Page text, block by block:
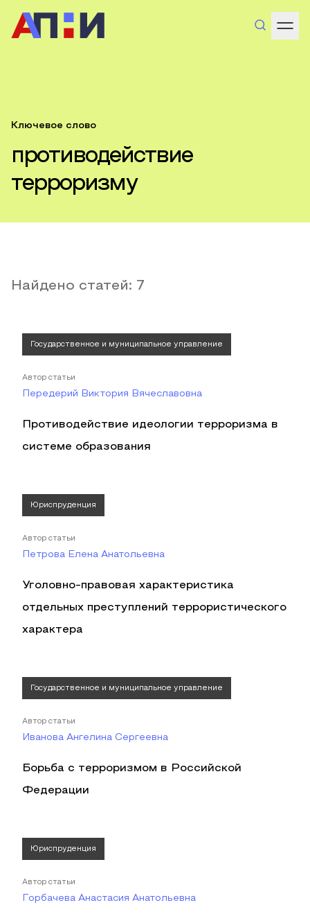
Ключевое слово
противодействие
терроризму
Найдено статей: 7
Государственное и муниципальное управление
Автор статьи
Передерий Виктория Вячеславовна
Противодействие идеологии терроризма в
системе образования
Юриспруденция
Автор статьи
Петрова Елена Анатольевна
Уголовно-правовая характеристика
отдельных преступлений террористического
характера
Государственное и муниципальное управление
Автор статьи
Иванова Ангелина Сергеевна
Борьба с терроризмом в Российской
Федерации
Юриспруденция
Автор статьи
Горбачева Анастасия Анатольевна